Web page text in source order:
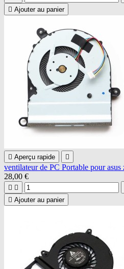
 Ajouter au panier
 Aperçu rapide 
ventilateur de PC Portable pour
28,00 €
 
 Ajouter au panier